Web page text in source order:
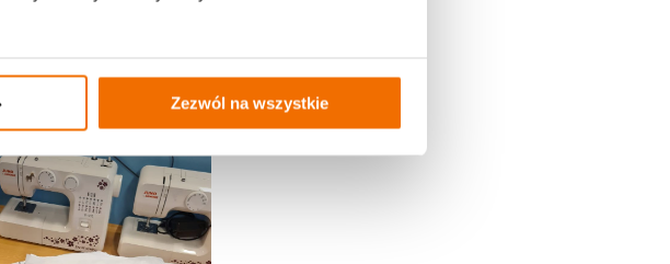
Zezwól na wszystkie